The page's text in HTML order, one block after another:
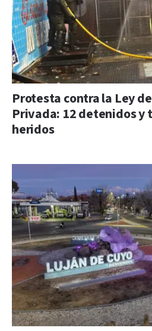
Protesta contra la Ley
Privada: 12 detenidos y
heridos